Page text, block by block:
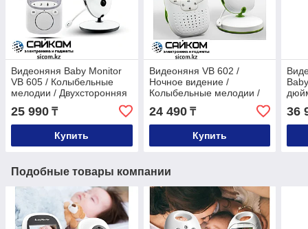
Видеоняня Baby Monitor
VB 605 / Колыбельные
мелодии / Двухсторонняя
25 990 ₸
Купить
Видеоняня VB 602 /
Ночное видение /
Колыбельные мелодии /
24 490₸
Купить
36
Подобные товары компании